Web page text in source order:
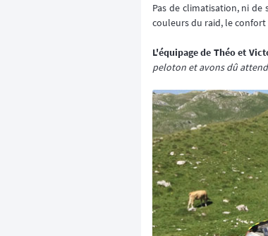
Pas de climatisation, ni de
couleurs du raid, le confort
L'équipage de Théo et
peloton et avons dû